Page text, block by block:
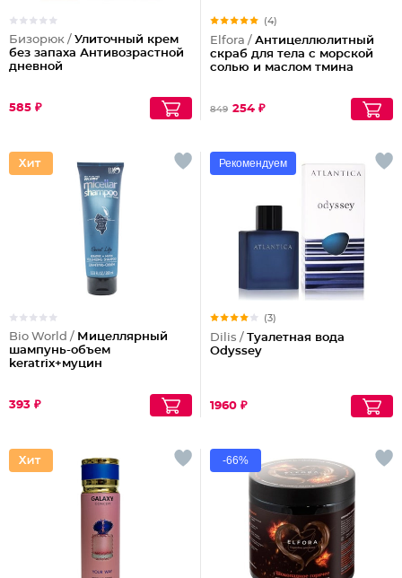
Бизорюк / Улиточный крем
без запаха Антивозрастной
дневной
585 ₽
(4)
Elfora / Антицеллюлитный
скраб для тела с морской
солью и маслом тмина
849 254 ₽
Bio World / Мицеллярный
шампунь-объем
keratrix+муцин
393 ₽
Рекомендуем
(3)
Dilis / Туалетная вода
Odyssey
1960 ₽
-66%